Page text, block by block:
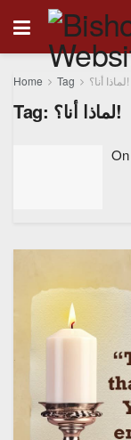
Home Tag لماذا أنا؟!
Tag: لماذا أنا؟!